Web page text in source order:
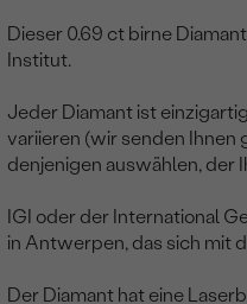
Dieser 0.69 ct birne
Institut.
Jeder Diamant ist
variieren (wir senden Ihnen
denjenigen auswählen, der
IGI oder der International
in Antwerpen, das sich mit
Der Diamant hat eine